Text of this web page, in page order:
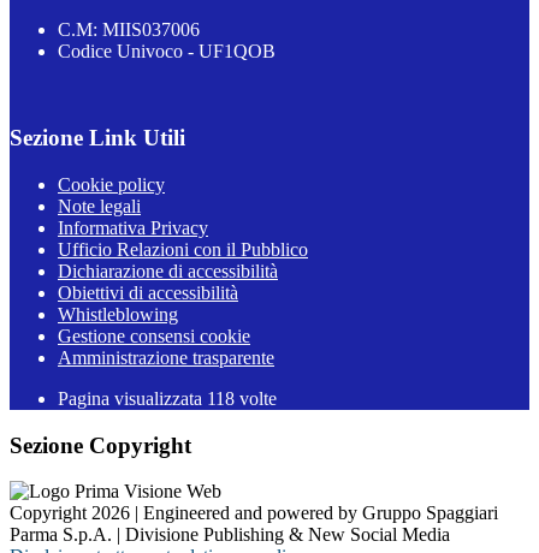
C.M: MIIS037006
Codice Univoco - UF1QOB
Sezione Link Utili
Cookie policy
Note legali
Informativa Privacy
Ufficio Relazioni con il Pubblico
Dichiarazione di accessibilità
Obiettivi di accessibilità
Whistleblowing
Gestione consensi cookie
Amministrazione trasparente
Pagina visualizzata 118 volte
Sezione Copyright
Copyright 2026 | Engineered and powered by Gruppo Spaggiari
Parma S.p.A. | Divisione Publishing & New Social Media